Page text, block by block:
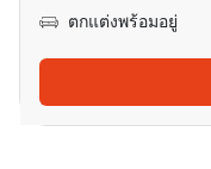
ตกแต่งพร้อมอยู่